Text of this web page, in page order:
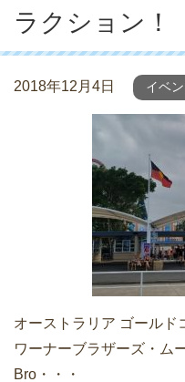
ラクション！
2018年12月4日 イベン
オーストラリア ゴールド
ワーナーブラザーズ・ム
Bro・・・